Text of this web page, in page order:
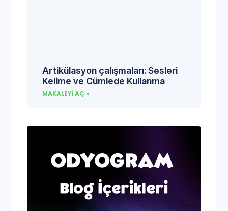
Artikülasyon çalışmaları: Sesleri
Kelime ve Cümlede Kullanma
MAKALEYI AÇ »